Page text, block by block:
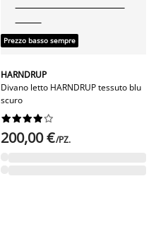
Prezzo basso sempre
HARNDRUP
Divano letto HARNDRUP tessuto blu
scuro






200,00 €/PZ.